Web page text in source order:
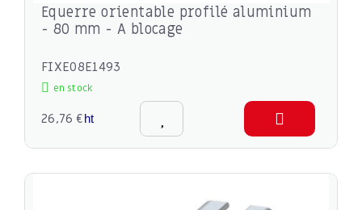
Equerre orientable profilé aluminium
- 80 mm - A blocage
FIXE08E1493
en stock
26,76 €ht